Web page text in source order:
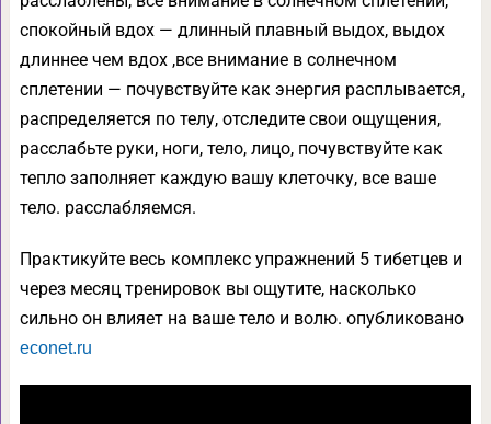
спокойный вдох — длинный плавный выдох, выдох
длиннее чем вдох ,все внимание в солнечном
сплетении — почувствуйте как энергия расплывается,
распределяется по телу, отследите свои ощущения,
расслабьте руки, ноги, тело, лицо, почувствуйте как
тепло заполняет каждую вашу клеточку, все ваше
тело. расслабляемся.
Практикуйте весь комплекс упражнений 5 тибетцев и
через месяц тренировок вы ощутите, насколько
сильно он влияет на ваше тело и волю. опубликовано
econet.ru